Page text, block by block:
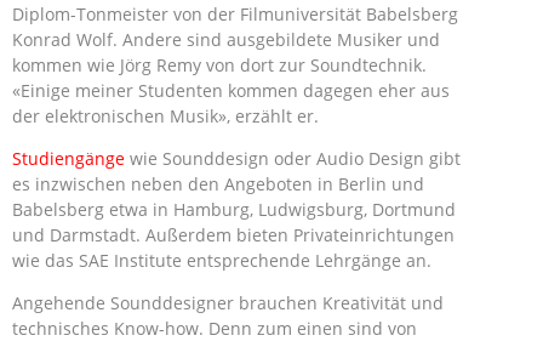
Diplom-Tonmeister von der Filmuniversität Babelsberg
Konrad Wolf. Andere sind ausgebildete Musiker und
kommen wie Jörg Remy von dort zur Soundtechnik.
«Einige meiner Studenten kommen dagegen eher aus
der elektronischen Musik», erzählt er.
Studiengänge wie Sounddesign oder Audio Design gibt
es inzwischen neben den Angeboten in Berlin und
Babelsberg etwa in Hamburg, Ludwigsburg, Dortmund
und Darmstadt. Außerdem bieten Privateinrichtungen
wie das SAE Institute entsprechende Lehrgänge an.
Angehende Sounddesigner brauchen Kreativität und
technisches Know-how. Denn zum einen sind von